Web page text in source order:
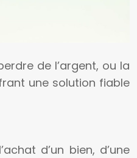
de l’argent, ou la
une solution fiable
d’un bien, d’une